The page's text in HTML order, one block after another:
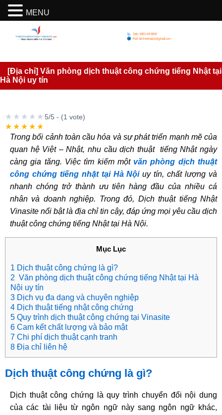
[Địa chỉ] Văn phòng dịch thuật công chứng tiếng Nhật tại
Hà Nội uy tín
★★★★★
★★★★★
5/5 - (1 vote)
Trong bối cảnh toàn cầu hóa và sự phát triển mạnh mẽ của
quan hệ Việt – Nhật, nhu cầu dịch thuật tiếng Nhật ngày
càng gia tăng. Việc tìm kiếm mộtvăn phòng dịch thuật
công chứng tiếng nhật tại Hà Nội uy tín, chất lượng và
nhanh chóng trở thành ưu tiên hàng đầu của nhiều cá
nhân và doanh nghiệp. Trong đó, Dịch thuật tiếng Nhật
Vinasite nổi bật là địa chỉ tin cậy, đáp ứng mọi yêu cầu dịch
thuật công chứng tiếng Nhật tại Hà Nội.
Mục Lục
1 Dịch thuật công chứng là gì?
2 Văn phòng dịch thuật công chứng tiếng Nhật tại Hà
Nội uy tín
3 Dịch vụ đa dạng và chuyên nghiệp
4 Dịch thuật tiếng nhật công chứng
5 Quy trình dịch thuật công chứng tại Vinasite
6 Cam kết chất lượng và bảo mật
7 Chi phí dịch thuật cạnh tranh
8 Địa chỉ liên hệ
Dịch thuật công chứng là gì?
Dịch thuật công chứng là quy trình chuyển đổi nội dung
của các tài liệu từ ngôn ngữ này sang ngôn ngữ khác,
MENU